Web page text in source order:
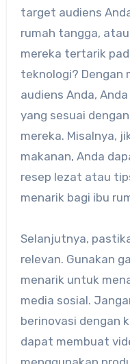
target audiens
rumah tangga,
mereka tertarik
teknologi? Dengan
audiens Anda,
yang sesuai
mereka. Misalnya,
makanan, Anda
resep lezat atau
menarik bagi ibu
Selanjutnya,
relevan. Gunakan
menarik untuk
media sosial.
berinovasi dengan
dapat membuat